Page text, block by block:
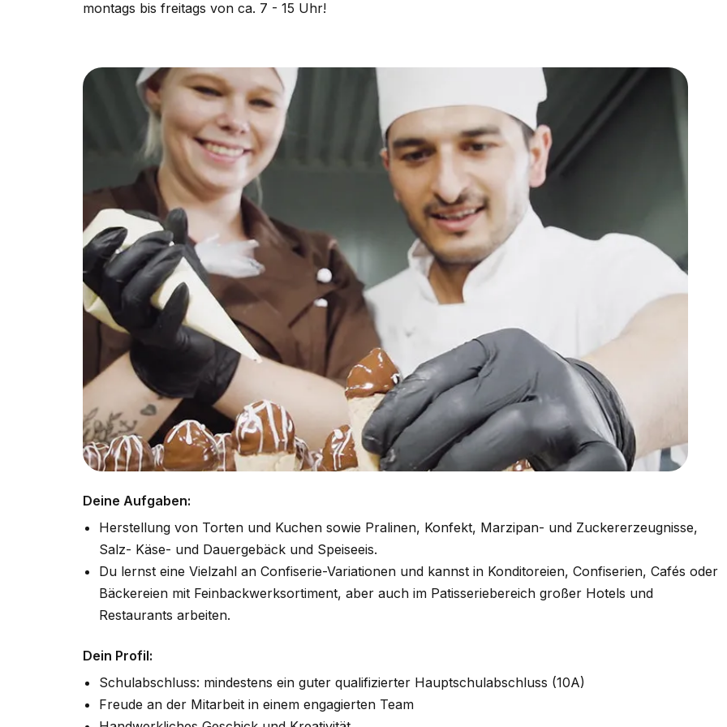
montags bis freitags von ca. 7 - 15 Uhr!
Deine Aufgaben:
Herstellung von Torten und Kuchen sowie Pralinen, Konfekt, Marzipan- und Zuckererzeugnisse,
Salz- Käse- und Dauergebäck und Speiseeis.
Du lernst eine Vielzahl an Confiserie-Variationen und kannst in Konditoreien, Confiserien, Cafés oder
Bäckereien mit Feinbackwerksortiment, aber auch im Patisseriebereich großer Hotels und
Restaurants arbeiten.
Dein Profil:
Schulabschluss: mindestens ein guter qualifizierter Hauptschulabschluss (10A)
Freude an der Mitarbeit in einem engagierten Team